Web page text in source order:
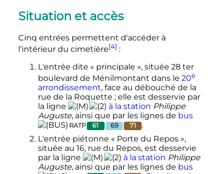
Situation et accès
Cinq entrées permettent d'accéder à
l'intérieur du cimetière[4] :
L'entrée dite « principale », située 28 ter
boulevard de Ménilmontant dans le 20e
arrondissement, face au débouché de la
rue de la Roquette ; elle est desservie par
la ligne
à la station Philippe
Auguste, ainsi que par les lignes de bus
RATP 61 69 71
.
L'entrée piétonne « Porte du Repos »,
située au 16, rue du Repos, est desservie
par la ligne
à la station Philippe
Auguste, ainsi que par les lignes de bus